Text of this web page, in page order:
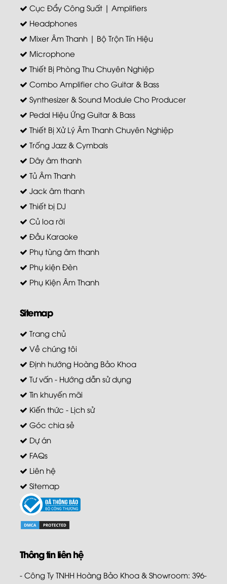
Cục Đẩy Công Suất | Amplifiers
Headphones
Mixer Âm Thanh | Bộ Trộn Tín Hiệu
Microphone
Thiết Bị Phòng Thu Chuyên Nghiệp
Combo Amplifier cho Guitar & Bass
Synthesizer & Sound Module Cho Producer
Pedal Hiệu Ứng Guitar & Bass
Thiết Bị Xử Lý Âm Thanh Chuyên Nghiệp
Trống Jazz & Cymbals
Dây âm thanh
Tủ Âm Thanh
Jack âm thanh
Thiết bị DJ
Củ loa rời
Đầu Karaoke
Phụ tùng âm thanh
Phụ kiện Đèn
Phụ Kiện Âm Thanh
Sitemap
Trang chủ
Về chúng tôi
Định hướng Hoàng Bảo Khoa
Tư vấn - Hướng dẫn sử dụng
Tin khuyến mãi
Kiến thức - Lịch sử
Góc chia sẻ
Dự án
FAQs
Liên hệ
Sitemap
Thông tin liên hệ
- Công Ty TNHH Hoàng Bảo Khoa & Showroom: 396-